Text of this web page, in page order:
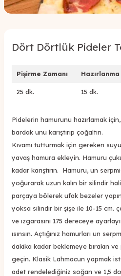
Dört Dörtlük Pideler
Pişirme Zamanı Hazırlanma
25 dk. 15 dk.
Pidelerin hamurunu hazırlamak
bardak unu karıştırıp çoğaltın.
Kıvamı tutturmak için gereken
yavaş hamura ekleyin. Hamuru
kadar karıştırın. Hamuru, un
yoğurarak uzun kalın bir silindir
parçaya bölerek ufak bezeler
yoksa silindir bir şişe ile 10-15 cm.
ve ızgarasını 175 dereceye
ısınsın. Açtığınız hamurları un
dakika kadar beklemeye bırakın
geçin. Klasik Lahmacun yapmak
adet rendelediğiniz soğan ve 1,5